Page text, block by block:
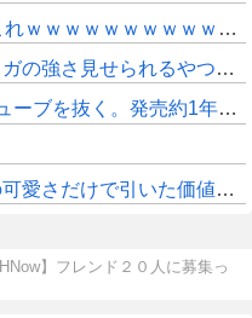
ｗｗｗｗｗｗｗｗｗｗｗ
さ見せられるやつ一番すき
く。発売約1年で2368万台突破
さだけで引いた価値ある！
】フレンド２０人に募集っ